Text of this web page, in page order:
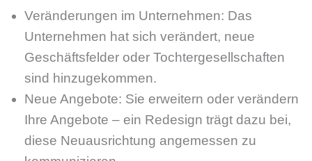
Veränderungen im Unternehmen: Das
Unternehmen hat sich verändert, neue
Geschäftsfelder oder Tochtergesellschaften
sind hinzugekommen.
Neue Angebote: Sie erweitern oder verändern
Ihre Angebote – ein Redesign trägt dazu bei,
diese Neuausrichtung angemessen zu